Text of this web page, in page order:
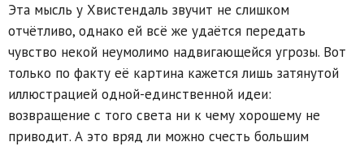
Эта мысль у Хвистендаль звучит не слишком
отчётливо, однако ей всё же удаётся передать
чувство некой неумолимо надвигающейся угрозы. Вот
только по факту её картина кажется лишь затянутой
иллюстрацией одной-единственной идеи:
возвращение с того света ни к чему хорошему не
приводит. А это вряд ли можно счесть большим